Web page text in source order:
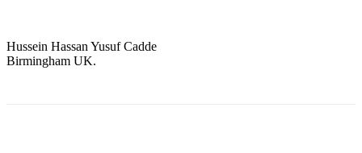
Hussein Hassan Yusuf Cadde
Birmingham UK.